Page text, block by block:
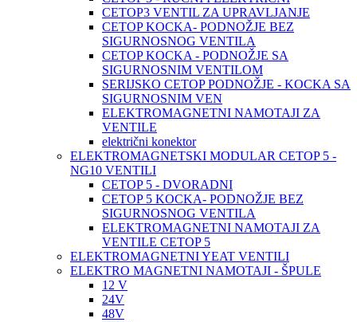
CETOP3 VENTIL ZA UPRAVLJANJE
CETOP KOCKA- PODNOŽJE BEZ
SIGURNOSNOG VENTILA
CETOP KOCKA - PODNOŽJE SA
SIGURNOSNIM VENTILOM
SERIJSKO CETOP PODNOŽJE - KOCKA SA
SIGURNOSNIM VEN
ELEKTROMAGNETNI NAMOTAJI ZA
VENTILE
električni konektor
ELEKTROMAGNETSKI MODULAR CETOP 5 -
NG10 VENTILI
CETOP 5 - DVORADNI
CETOP 5 KOCKA- PODNOŽJE BEZ
SIGURNOSNOG VENTILA
ELEKTROMAGNETNI NAMOTAJI ZA
VENTILE CETOP 5
ELEKTROMAGNETNI YEAT VENTILI
ELEKTRO MAGNETNI NAMOTAJI - ŠPULE
12 V
24V
48V